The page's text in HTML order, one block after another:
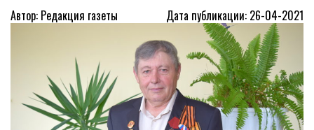
Автор: Редакция газеты Дата публикации: 26-04-2021